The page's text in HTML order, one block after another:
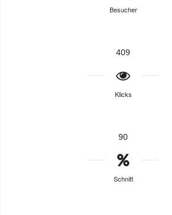
Besucher
409
Klicks
90
Schnitt